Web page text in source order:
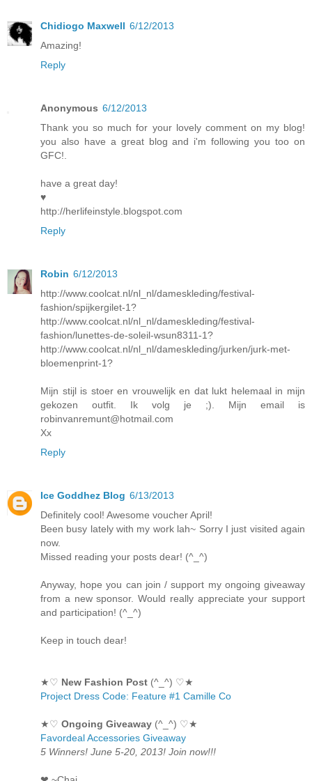
Chidiogo Maxwell 6/12/2013
Amazing!
Reply
Anonymous 6/12/2013
Thank you so much for your lovely comment on my blog!
you also have a great blog and i'm following you too on
GFC!.
have a great day!
♥
http://herlifeinstyle.blogspot.com
Reply
Robin 6/12/2013
http://www.coolcat.nl/nl_nl/dameskleding/festival-
fashion/spijkergilet-1?
http://www.coolcat.nl/nl_nl/dameskleding/festival-
fashion/lunettes-de-soleil-wsun8311-1?
http://www.coolcat.nl/nl_nl/dameskleding/jurken/jurk-met-
bloemenprint-1?
Mijn stijl is stoer en vrouwelijk en dat lukt helemaal in mijn
gekozen outfit. Ik volg je ;). Mijn email is
robinvanremunt@hotmail.com
Xx
Reply
Ice Goddhez Blog 6/13/2013
Definitely cool! Awesome voucher April!
Been busy lately with my work lah~ Sorry I just visited again
now.
Missed reading your posts dear! (^_^)
Anyway, hope you can join / support my ongoing giveaway
from a new sponsor. Would really appreciate your support
and participation! (^_^)
Keep in touch dear!
★♡ New Fashion Post (^_^) ♡★
Project Dress Code: Feature #1 Camille Co
★♡ Ongoing Giveaway (^_^) ♡★
Favordeal Accessories Giveaway
5 Winners! June 5-20, 2013! Join now!!!